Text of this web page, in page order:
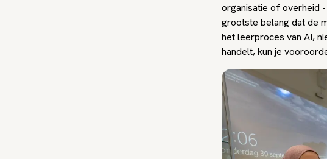
organisatie of overheid
grootste belang dat de
het leerproces van AI,
handelt, kun je